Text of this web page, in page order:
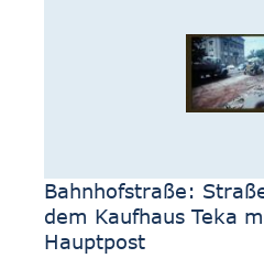
Bahnhofstraße:
dem Kaufhaus Teka
Hauptpost